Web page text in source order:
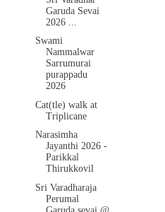
Garuda Sevai
2026 ...
Swami
Nammalwar
Sarrumurai
purappadu
2026
Cat(tle) walk at
Triplicane
Narasimha
Jayanthi 2026 -
Parikkal
Thirukkovil
Sri Varadharaja
Perumal